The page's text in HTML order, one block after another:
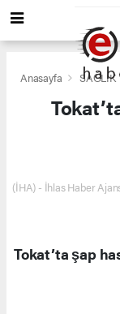
Anasayfa SAĞLIK
(İHA) - İhlas Haber
Tokat’ta şap